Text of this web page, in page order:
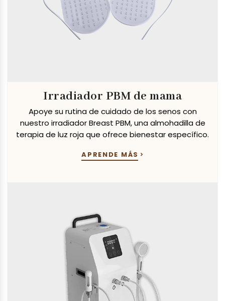
Irradiador PBM de mama
Apoye su rutina de cuidado de los senos con
nuestro irradiador Breast PBM, una almohadilla de
terapia de luz roja que ofrece bienestar específico.
APRENDE MÁS